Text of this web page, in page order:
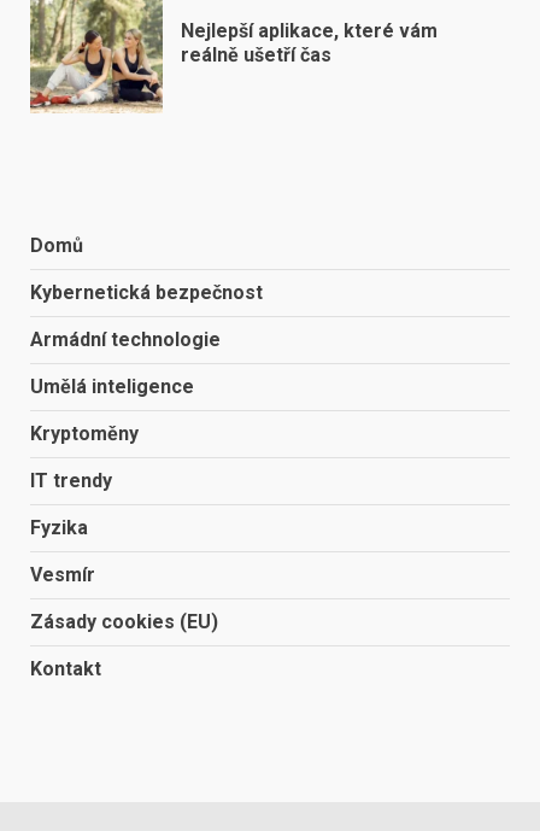
Nejlepší aplikace, které vám
reálně ušetří čas
Domů
Kybernetická bezpečnost
Armádní technologie
Umělá inteligence
Kryptoměny
IT trendy
Fyzika
Vesmír
Zásady cookies (EU)
Kontakt